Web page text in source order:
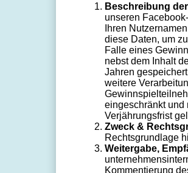
Beschreibung
unseren
Ihren
diese Daten, um
Falle eines
nebst dem Inhalt
Jahren
weitere
eingeschränkt und
Verjährungsfrist
Zweck &
Rechtsgrundlage
Weitergabe,
Kommentierung